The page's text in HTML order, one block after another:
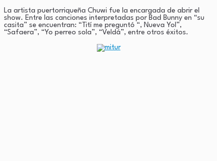
La artista puertorriqueña Chuwi fue la encargada de abrir el
show. Entre las canciones interpretadas por Bad Bunny en “su
casita” se encuentran: “Tití me preguntó “, Nueva Yol”,
“Safaera”, “Yo perreo sola”, “Veldá”, entre otros éxitos.